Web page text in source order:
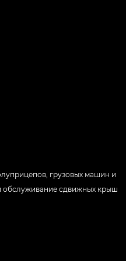
грузовых машин и
обслуживание сдвижных крыш